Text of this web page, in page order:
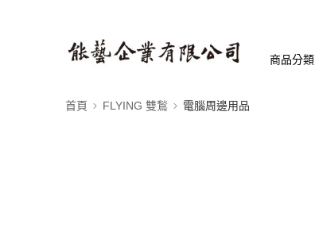
商品分類
首頁 FLYING 雙鶖 電腦周邊用品